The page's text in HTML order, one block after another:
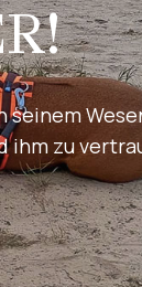
seinem
ihm zu